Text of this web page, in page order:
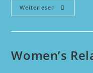
Weiterlesen
Paradise
Women’s